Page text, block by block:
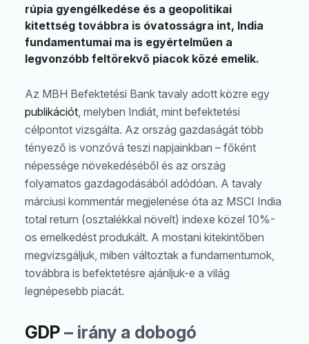
rúpia gyengélkedése és a geopolitikai
kitettség továbbra is óvatosságra int, India
fundamentumai ma is egyértelműen a
legvonzóbb feltörekvő piacok közé emelik.
Az MBH Befektetési Bank tavaly adott közre egy
publikációt, melyben Indiát, mint befektetési
célpontot vizsgálta. Az ország gazdaságát több
tényező is vonzóvá teszi napjainkban – főként
népessége növekedéséből és az ország
folyamatos gazdagodásából adódóan. A tavaly
márciusi kommentár megjelenése óta az MSCI India
total return (osztalékkal növelt) indexe közel 10%-
os emelkedést produkált. A mostani kitekintőben
megvizsgáljuk, miben változtak a fundamentumok,
továbbra is befektetésre ajánljuk-e a világ
legnépesebb piacát.
GDP – irány a dobogó